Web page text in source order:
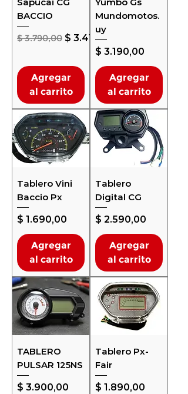
BACCIO
Precio
$ 3.790,00 Precio de oferta
$ 3.411,00
Agregar
al carrito
Mundomotos.
uy
Precio
$ 3.190,00
Agregar
al carrito
Tablero Vini
Baccio Px
Precio
$ 1.690,00
Agregar
al carrito
Tablero
Digital CG
Precio
$ 2.590,00
Agregar
al carrito
TABLERO
PULSAR 125NS
Precio
$ 3.900,00
Tablero Px-
Fair
Precio
$ 1.890,00